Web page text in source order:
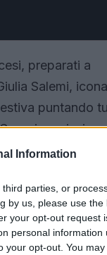
Information
parties, or
by us, please use
your opt-out request
personal information
your opt-out. You
preparati a
Salemi,
puntando
il tuo must-have